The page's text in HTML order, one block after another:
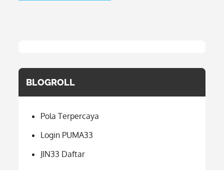
BLOGROLL
Pola Terpercaya
Login PUMA33
JIN33 Daftar